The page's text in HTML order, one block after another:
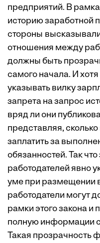
предприятий. В
историю заработной
стороны
отношения между
должны быть
самого начала. И
указывать вилку
запрета на запрос
вряд ли они
представляя,
заплатить за
обязанностей. Так
работодателей явно
уме при размещении
работодатели могут
рамки этого закона и
полную информации
Такая прозрачность